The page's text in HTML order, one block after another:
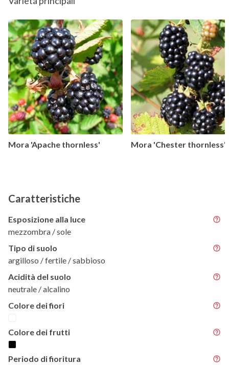
Mora 'Apache thornless' Mora 'Chester thornless'
Caratteristiche
Esposizione alla luce
mezzombra / sole
Tipo di suolo
argilloso / fertile / sabbioso
Acidità del suolo
neutrale / alcalino
Colore dei fiori
Colore dei frutti
Periodo di fioritura